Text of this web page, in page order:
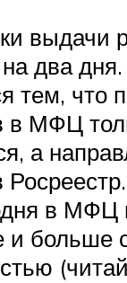
выдачи
два
тем, что
в МФЦ
а
в МФЦ
и больше